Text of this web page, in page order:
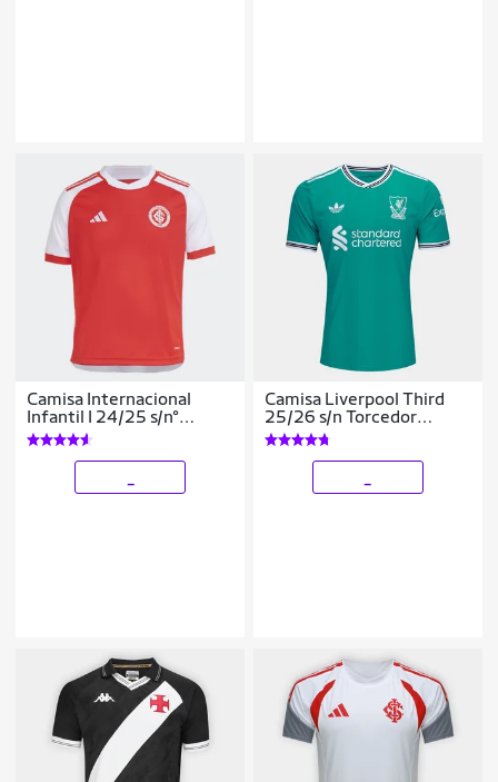
Camisa Internacional
Infantil I 24/25 s/n°
Torcedor Adidas
Masculina
Camisa Liverpool Third
25/26 s/n Torcedor
Adidas Masculina